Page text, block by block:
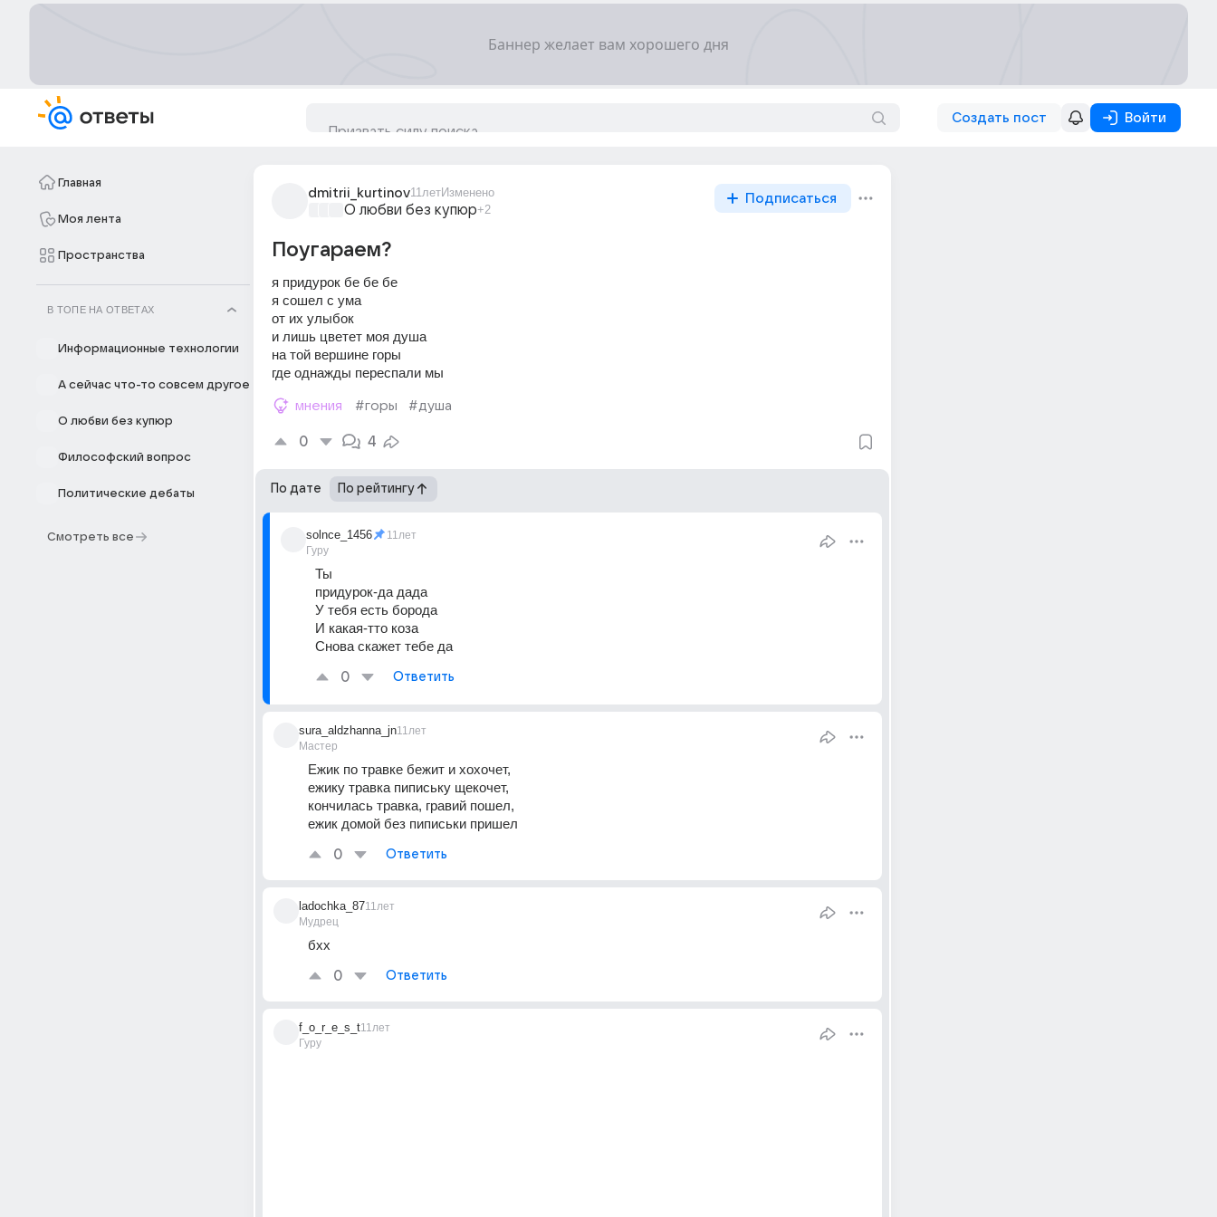
Создать пост Войти
Главная
Моя лента
Пространства
В ТОПЕ НА ОТВЕТАХ
Информационные технологии
А сейчас что-то совсем другое
О любви без купюр
Философский вопрос
Политические дебаты
Смотреть все
dmitrii_kurtinov11летИзменено
О любви без купюр+2
Подписаться
Поугараем?
я придурок бе бе бе
я сошел с ума
от их улыбок
и лишь цветет моя душа
на той вершине горы
где однажды переспали мы
мнения #горы #душа
0 4
По дате По рейтингу
solnce_1456
Гуру
11лет
Ты
придурок-да дада
У тебя есть борода
И какая-тто коза
Снова скажет тебе да
0 Ответить
sura_aldzhanna_jn
Мастер
11лет
Ежик по травке бежит и хохочет,
ежику травка пипиську щекочет,
кончилась травка, гравий пошел,
ежик домой без пиписьки пришел
0 Ответить
ladochka_87
Мудрец
11лет
бхх
0 Ответить
f_o_r_e_s_t
Гуру
11лет